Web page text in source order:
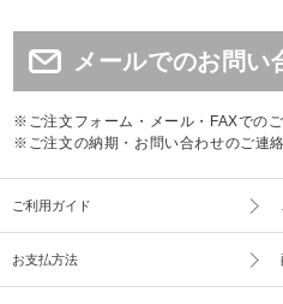
メールでのお問い
※ご注文フォーム・メール・FAXでの
※ご注文の納期・お問い合わせのご連
ご利用ガイド
お支払方法